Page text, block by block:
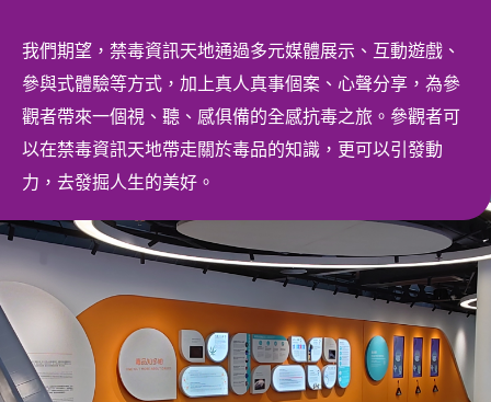
我們期望，禁毒資訊天地通過多元媒體展示、互動遊戲、
參與式體驗等方式，加上真人真事個案、心聲分享，為參
觀者帶來一個視、聽、感俱備的全感抗毒之旅。參觀者可
以在禁毒資訊天地帶走關於毒品的知識，更可以引發動
力，去發掘人生的美好。